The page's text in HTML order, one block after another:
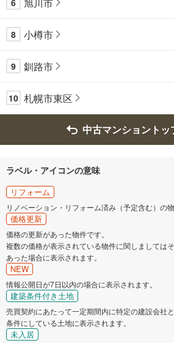
6
8 小樽市
9 釧路市
10 札幌市東区
中古マンショントッ
ラベル・アイコンの意味
リフォーム
リノベーション・リフォーム済み（予定含む）の
価格更新
価格の更新があった物件です。
複数の価格が表示されている物件に関しましては
あった場合に表示されます。
NEW
情報公開日が7日以内の場合に表示されます。
建築条件付き土地
売買契約にあたって一定期間内に特定の建設会社
条件にしている土地に表示されます。
未入居